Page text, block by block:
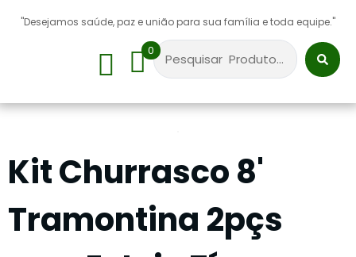
"Desejamos saúde, paz e união para sua família e toda equipe."
0
Kit Churrasco 8'
Tramontina 2pçs